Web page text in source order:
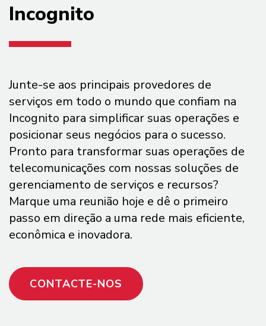
Incognito
Junte-se aos principais provedores de
serviços em todo o mundo que confiam na
Incognito para simplificar suas operações e
posicionar seus negócios para o sucesso.
Pronto para transformar suas operações de
telecomunicações com nossas soluções de
gerenciamento de serviços e recursos?
Marque uma reunião hoje e dê o primeiro
passo em direção a uma rede mais eficiente,
econômica e inovadora.
CONTACTE-NOS